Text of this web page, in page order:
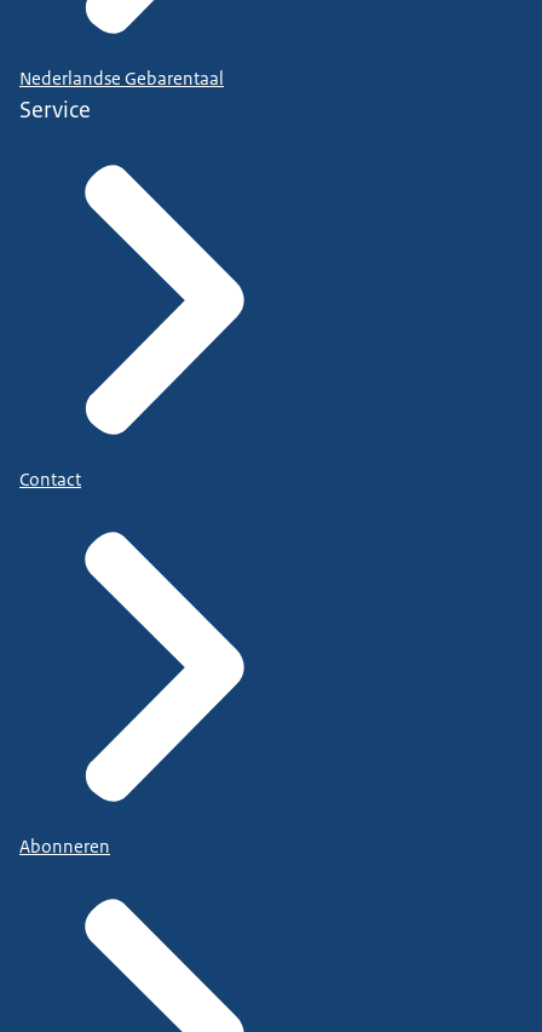
Nederlandse Gebarentaal
Service
Contact
Abonneren